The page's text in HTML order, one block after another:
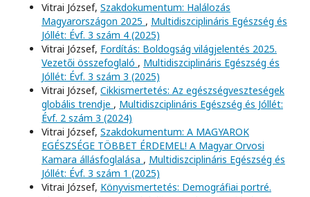
Vitrai József, Szakdokumentum: Halálozás
Magyarországon 2025 , Multidiszciplináris Egészség és
Jóllét: Évf. 3 szám 4 (2025)
Vitrai József, Fordítás: Boldogság világjelentés 2025.
Vezetői összefoglaló , Multidiszciplináris Egészség és
Jóllét: Évf. 3 szám 3 (2025)
Vitrai József, Cikkismertetés: Az egészségveszteségek
globális trendje , Multidiszciplináris Egészség és Jóllét:
Évf. 2 szám 3 (2024)
Vitrai József, Szakdokumentum: A MAGYAROK
EGÉSZSÉGE TÖBBET ÉRDEMEL! A Magyar Orvosi
Kamara állásfoglalása , Multidiszciplináris Egészség és
Jóllét: Évf. 3 szám 1 (2025)
Vitrai József, Könyvismertetés: Demográfiai portré.